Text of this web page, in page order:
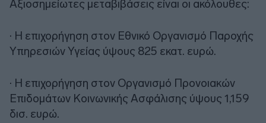
Αξιοσημείωτες μεταβιβάσεις είναι οι ακόλουθες:
· Η επιχορήγηση στον Εθνικό Οργανισμό Παροχής
Υπηρεσιών Υγείας ύψους 825 εκατ. ευρώ.
· Η επιχορήγηση στον Οργανισμό Προνοιακών
Επιδομάτων Κοινωνικής Ασφάλισης ύψους 1,159
δισ. ευρώ.